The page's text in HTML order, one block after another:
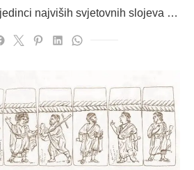
najviših svjetovnih slojeva …